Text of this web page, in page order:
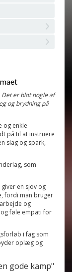
er blot nogle af
og brydning på
og enkle
på til at instruere
slag og spark,
som
en sjov og
fordi man bruger
og
føle empati for
i fag som
oplæg og
gode kamp"